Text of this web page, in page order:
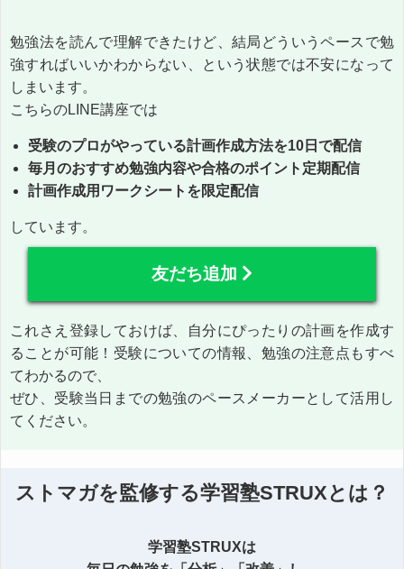
勉強法を読んで理解できたけど、結局どういうペースで勉
強すればいいかわからない、という状態では不安になって
しまいます。
こちらのLINE講座では
受験のプロがやっている計画作成方法を10日で配信
毎月のおすすめ勉強内容や合格のポイント定期配信
計画作成用ワークシートを限定配信
しています。
友だち追加
これさえ登録しておけば、自分にぴったりの計画を作成す
ることが可能！受験についての情報、勉強の注意点もすべ
てわかるので、
ぜひ、受験当日までの勉強のペースメーカーとして活用し
てください。
ストマガを監修する学習塾STRUXとは？
学習塾STRUXは